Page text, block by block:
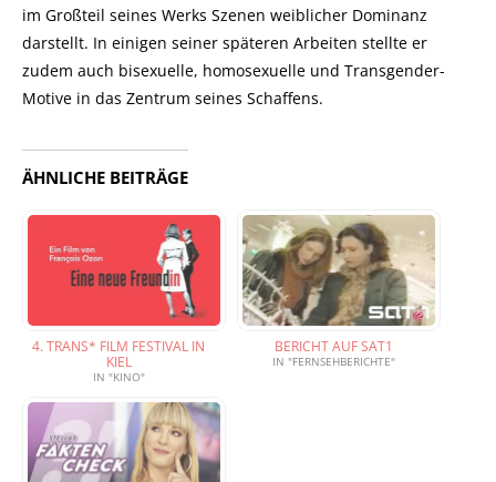
im Großteil seines Werks Szenen weiblicher Dominanz
darstellt. In einigen seiner späteren Arbeiten stellte er
zudem auch bisexuelle, homosexuelle und Transgender-
Motive in das Zentrum seines Schaffens.
ÄHNLICHE BEITRÄGE
4. TRANS* FILM FESTIVAL IN
KIEL
IN "KINO"
BERICHT AUF SAT1
IN "FERNSEHBERICHTE"